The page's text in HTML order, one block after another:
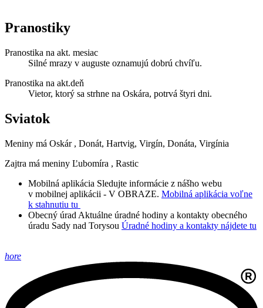
Pranostiky
Pranostika na akt. mesiac
Silné mrazy v auguste oznamujú dobrú chvíľu.
Pranostika na akt.deň
Vietor, ktorý sa strhne na Oskára, potrvá štyri dni.
Sviatok
Meniny má Oskár , Donát, Hartvig, Virgín, Donáta, Virgínia
Zajtra má meniny Ľubomíra , Rastic
Mobilná aplikácia Sledujte informácie z nášho webu
v mobilnej aplikácii - V OBRAZE. Mobilná aplikácia voľne
k stahnutiu tu
Obecný úrad Aktuálne úradné hodiny a kontakty obecného
úradu Sady nad Torysou Úradné hodiny a kontakty nájdete tu
hore